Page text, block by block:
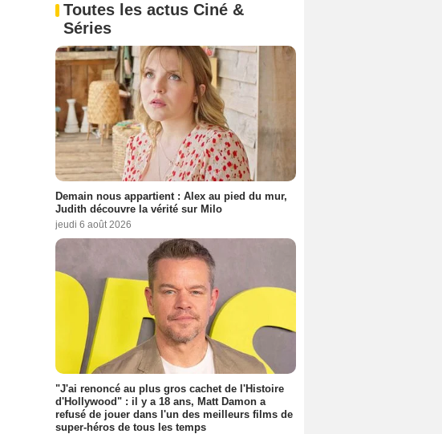
Toutes les actus Ciné &
Séries
Demain nous appartient : Alex au pied du mur,
Judith découvre la vérité sur Milo
jeudi 6 août 2026
"J'ai renoncé au plus gros cachet de l'Histoire
d'Hollywood" : il y a 18 ans, Matt Damon a
refusé de jouer dans l'un des meilleurs films de
super-héros de tous les temps